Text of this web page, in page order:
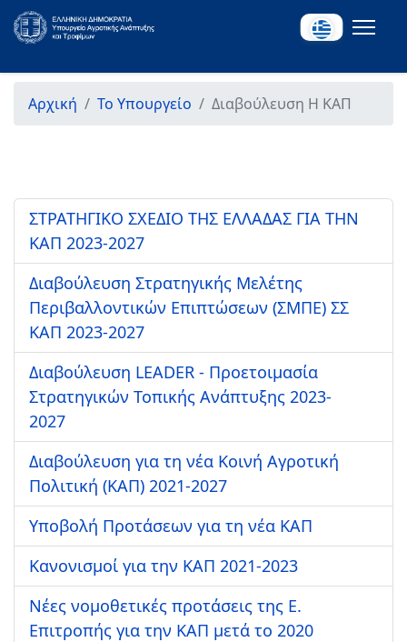
Αρχική Το Υπουργείο Διαβούλευση Η ΚΑΠ
ΣΤΡΑΤΗΓΙΚΟ ΣΧΕΔΙΟ ΤΗΣ ΕΛΛΑΔΑΣ ΓΙΑ ΤΗΝ
ΚΑΠ 2023-2027
Διαβούλευση Στρατηγικής Μελέτης
Περιβαλλοντικών Επιπτώσεων (ΣΜΠΕ) ΣΣ
ΚΑΠ 2023-2027
Διαβούλευση LEADER - Προετοιμασία
Στρατηγικών Τοπικής Ανάπτυξης 2023-
2027
Διαβούλευση για τη νέα Κοινή Αγροτική
Πολιτική (ΚΑΠ) 2021-2027
Υποβολή Προτάσεων για τη νέα ΚΑΠ
Κανονισμοί για την ΚΑΠ 2021-2023
Νέες νομοθετικές προτάσεις της Ε.
Επιτροπής για την ΚΑΠ μετά το 2020